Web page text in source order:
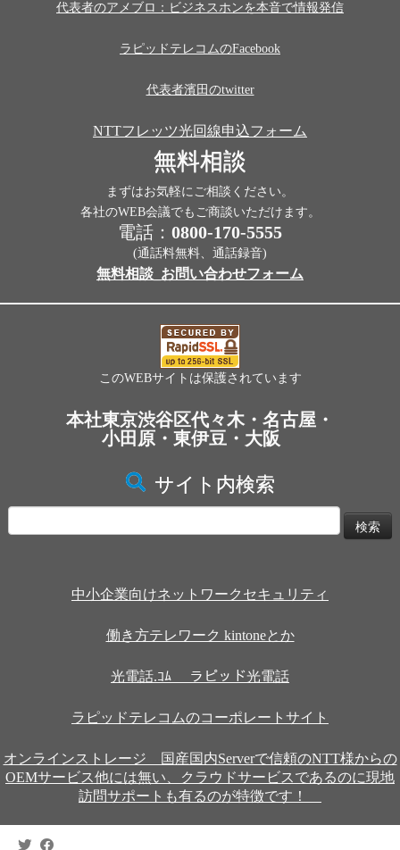
代表者のアメブロ：ビジネスホンを本音で情報発信
ラピッドテレコムのFacebook
代表者濱田のtwitter
NTTフレッツ光回線申込フォーム
無料相談
まずはお気軽にご相談ください。
各社のWEB会議でもご商談いただけます。
電話： 0800-170-5555
(通話料無料、通話録音)
無料相談_お問い合わせフォーム
このWEBサイトは保護されています
本社東京渋谷区代々木・名古屋・
小田原・東伊豆・大阪
サイト内検索
索:
中小企業向けネットワークセキュリティ
働き方テレワーク kintoneとか
光電話.ｺﾑ ラピッド光電話
ラピッドテレコムのコーポレートサイト
オンラインストレージ 国産国内Serverで信頼のNTT様からの
OEMサービス他には無い、クラウドサービスであるのに現地
訪問サポートも有るのが特徴です！